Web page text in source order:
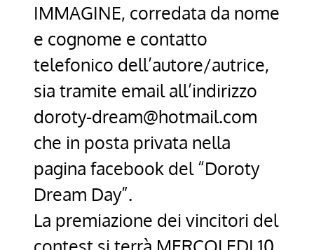
IMMAGINE, corredata da nome
e cognome e contatto
telefonico dell’autore/autrice,
sia tramite email all’indirizzo
doroty-dream@hotmail.com
che in posta privata nella
pagina facebook del “Doroty
Dream Day”.
La premiazione dei vincitori del